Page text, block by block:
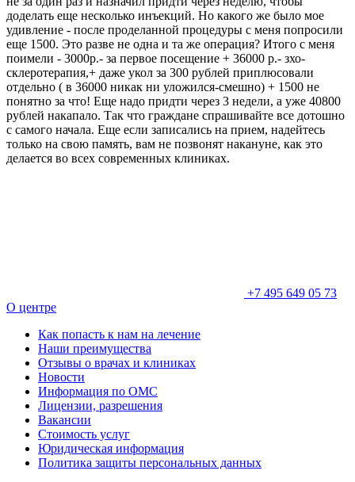
доделать еще несколько инъекций. Но какого же было мое
удивление - после проделанной процедуры с меня попросили
еще 1500. Это разве не одна и та же операция? Итого с меня
поимели - 3000р.- за первое посещение + 36000 р.- зхо-
склеротерапия,+ даже укол за 300 рублей приплюсовали
отдельно ( в 36000 никак ни уложился-смешно) + 1500 не
понятно за что! Еще надо придти через 3 недели, а уже 40800
рублей накапало. Так что граждане спрашивайте все дотошно
с самого начала. Еще если записались на прием, надейтесь
только на свою память, вам не позвонят накануне, как это
делается во всех современных клиниках.
+7 495 649 05 73
О центре
Как попасть к нам на лечение
Наши преимущества
Отзывы о врачах и клиниках
Новости
Информация по ОМС
Лицензии, разрешения
Вакансии
Стоимость услуг
Юридическая информация
Политика защиты персональных данных